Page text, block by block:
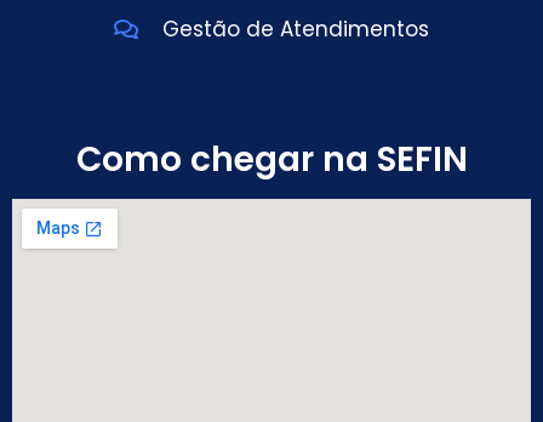
Gestão de Atendimentos
Como chegar na SEFIN